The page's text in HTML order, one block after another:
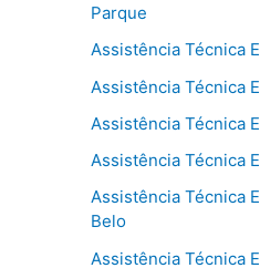
Parque
Assistência Técnica
Assistência Técnica
Assistência Técnica
Assistência Técnica
Assistência Técnica
Belo
Assistência Técnica